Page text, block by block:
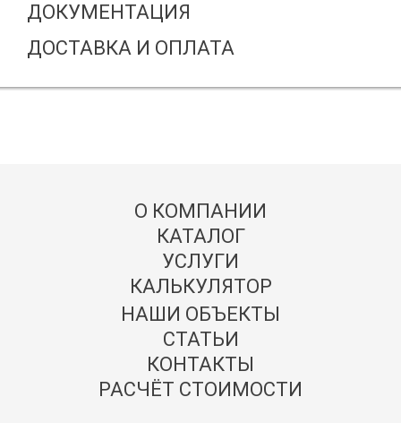
ДОКУМЕНТАЦИЯ
ДОСТАВКА И ОПЛАТА
О КОМПАНИИ
КАТАЛОГ
УСЛУГИ
КАЛЬКУЛЯТОР
НАШИ ОБЪЕКТЫ
СТАТЬИ
КОНТАКТЫ
РАСЧЁТ СТОИМОСТИ